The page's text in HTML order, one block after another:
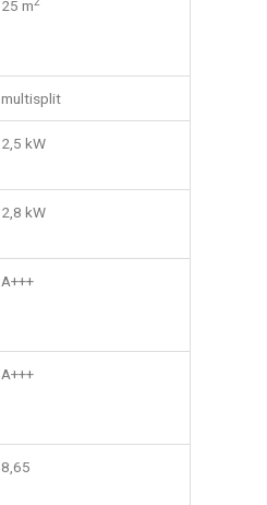
25 m
multisplit
2,5 kW
2,8 kW
A+++
A+++
8,65